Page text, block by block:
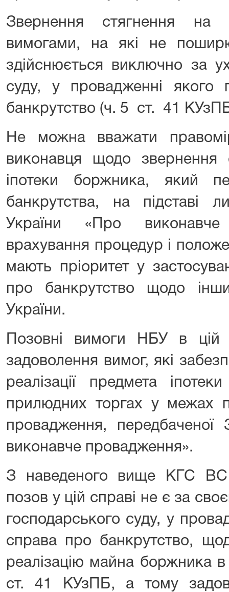
Звернення стягнення
вимогами, на які не
здійснюється виключно за
суду, у провадженні якого
банкрутство (ч. 5 ст. 41
Не можна вважати
виконавця щодо звернення
іпотеки боржника, який
банкрутства, на підставі
України «Про
врахування процедур і
мають пріоритет у
про банкрутство щодо
України.
Позовні вимоги НБУ в цій
задоволення вимог, які
реалізації предмета
прилюдних торгах у межах
провадження,
виконавче провадження».
З наведеного вище КГС ВС
позов у цій справі не є за
господарського суду, у
справа про банкрутство,
реалізацію майна боржника
ст. 41 КУзПБ, а тому